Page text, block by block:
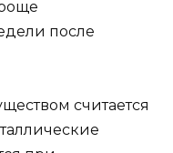
после
считается